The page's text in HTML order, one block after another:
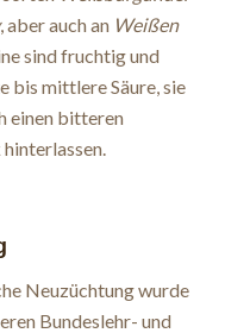
, aber auch an Weißen
sind fruchtig und
bis mittlere Säure, sie
einen bitteren
Neuzüchtung wurde
Bundeslehr- und